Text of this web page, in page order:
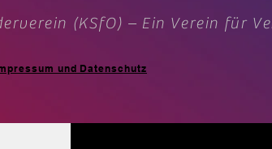
(KSfO) – Ein Verein für
und Datenschutz